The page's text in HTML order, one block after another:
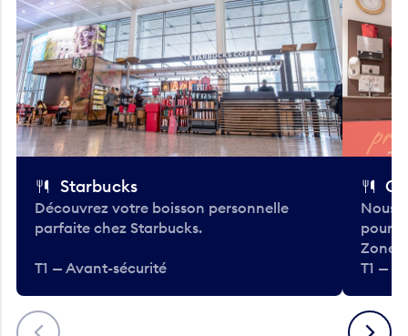
Précédent
Starbucks
Découvrez votre boisson personnelle
parfaite chez Starbucks.
T1 — Avant-sécurité
Nous
pour
Zone.
T1 —
Suivant